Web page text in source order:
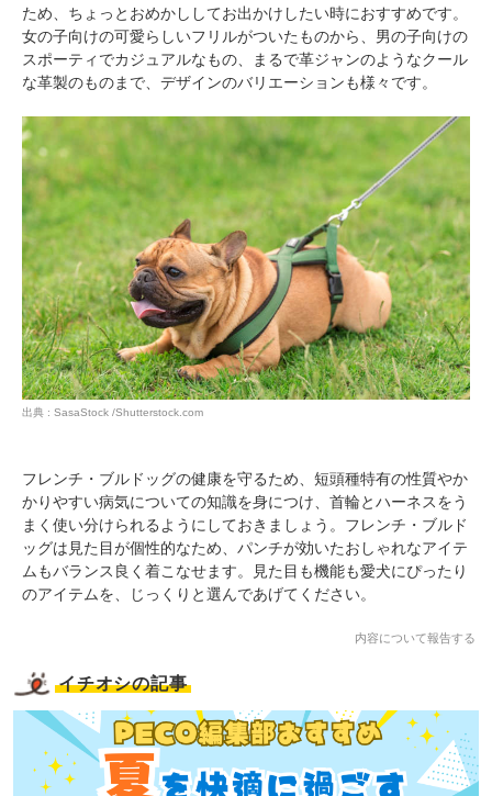
ため、ちょっとおめかししてお出かけしたい時におすすめです。
女の子向けの可愛らしいフリルがついたものから、男の子向けの
スポーティでカジュアルなもの、まるで革ジャンのようなクール
な革製のものまで、デザインのバリエーションも様々です。
出典 : SasaStock /Shutterstock.com
フレンチ・ブルドッグの健康を守るため、短頭種特有の性質やか
かりやすい病気についての知識を身につけ、首輪とハーネスをう
まく使い分けられるようにしておきましょう。フレンチ・ブルド
ッグは見た目が個性的なため、パンチが効いたおしゃれなアイテ
ムもバランス良く着こなせます。見た目も機能も愛犬にぴったり
のアイテムを、じっくりと選んであげてください。
内容について報告する
イチオシの記事